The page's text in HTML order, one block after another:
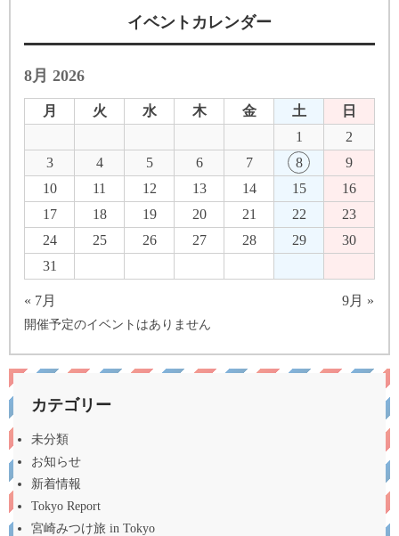
イベントカレンダー
8月 2026
月 火 水 木 金 土
日
1
2
3
4 5 6 7 8
9
10
11 12 13 14 15
16
17
18 19 20 21 22
23
24
25 26 27 28 29
30
31
« 7月 9月 »
開催予定のイベントはありません
カテゴリー
未分類
お知らせ
新着情報
Tokyo Report
宮崎みつけ旅 in Tokyo